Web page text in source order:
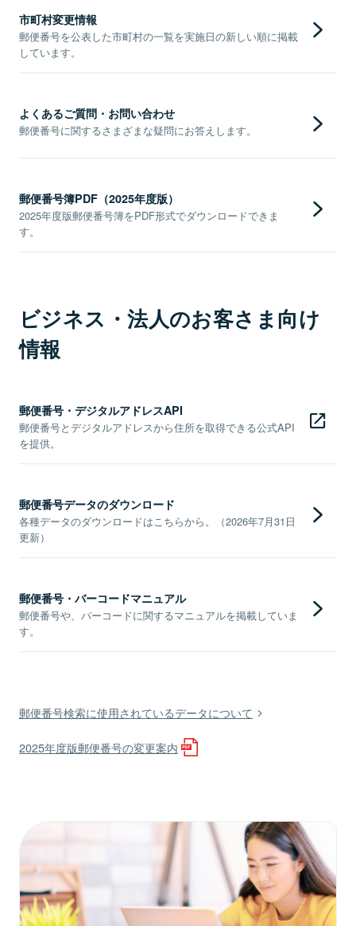
市町村変更情報
郵便番号を公表した市町村の一覧を実施日の新しい順に掲載
しています。
よくあるご質問・お問い合わせ
郵便番号に関するさまざまな疑問にお答えします。
郵便番号簿PDF（2025年度版）
2025年度版郵便番号簿をPDF形式でダウンロードできま
す。
ビジネス・法人のお客さま向け
情報
郵便番号・デジタルアドレスAPI
郵便番号とデジタルアドレスから住所を取得できる公式API
を提供。
郵便番号データのダウンロード
各種データのダウンロードはこちらから。（2026年7月31日
更新）
郵便番号・バーコードマニュアル
郵便番号や、バーコードに関するマニュアルを掲載していま
す。
郵便番号検索に使用されているデータについて
2025年度版郵便番号の変更案内